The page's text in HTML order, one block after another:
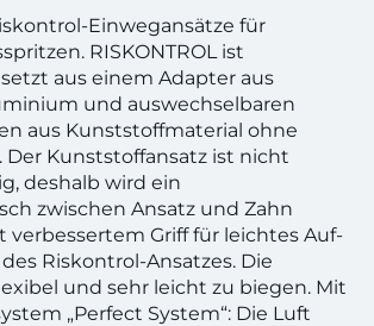
Einwegansätze für
RISKONTROL ist
aus einem Adapter aus
und auswechselbaren
aus Kunststoffmaterial ohne
Der Kunststoffansatz ist nicht
deshalb wird ein
zwischen Ansatz und Zahn
verbessertem Griff für leichtes Auf-
Riskontrol-Ansatzes. Die
und sehr leicht zu biegen. Mit
„Perfect System“: Die Luft